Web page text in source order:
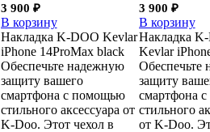
3 900 ₽
В корзину
Накладка K-DOO Kevlar
iPhone 14ProMax black
Обеспечьте надежную
защиту вашего
смартфона с помощью
стильного аксессуара от
K-Doo. Этот чехол в
3 900 ₽
В корзину
Накладка
Kevlar
Обеспечьте
защиту
смартфона
стильного
от K-Doo.